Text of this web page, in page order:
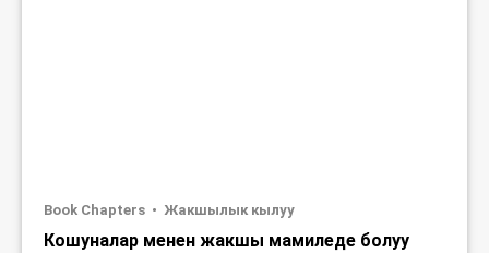
Book Chapters Жакшылык кылуу
Кошуналар менен жакшы мамиледе болуу